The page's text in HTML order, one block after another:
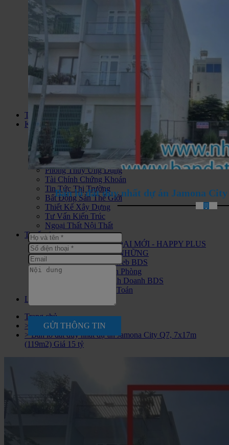
Căn Hộ Cao Cấp
Biệt Thự Biển
Dự Án Condotel
Khu Du Lịch Nghĩ Dưỡng
Căn hộ Jamona City Quận 7
Bán nhà đất KDC Long Hậu
Bán Khách Sạn Vũng Tàu
Khu Phức Hợp
Bán Nhà Đất Huyện Cần Giờ
Thông tin
Kiến thức
Tư Vấn Hỏi Đáp
Phân Tích Nhận Định
Thông Tin Quy Hoạch
Chính Sách Quản Lý
Phong Thủy Ứng Dụng
Tài Chính Chứng Khoán
Tin Tức Thị Trường
Bất Động Sản Thế Giới
Thiết Kế Xây Dựng
Tư Vấn Kiến Trúc
Ngoại Thất Nội Thất
Tuyển dụng
CHIẾN BINH THỜI ĐẠI MỚI - HAPPY PLUS
ĐANG ĐÓN CHÀO NHỮNG
Tuyển nhân viên Seo web BDS
Tuyển Nhân Viên Văn Phòng
Tuyển Nhân Viên Kinh Doanh BDS
Tuyển Nhân Viên Kế Toán
Liên hệ
Trang chủ
> Đất Bán
> Bán lô đất duy nhất dự án Jamona City Q7, 7x17m
(119m2) Giá 15 tỷ
Bán lô đất duy nhất dự án Jamona
GỬI THÔNG TIN